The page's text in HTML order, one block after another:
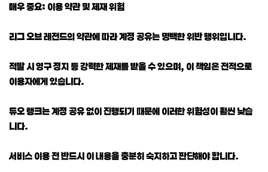
매우 중요: 이용 약관 및 제재 위험
리그 오브 레전드의 약관에 따라 계정 공유는 명백한 위반 행위입니다.
적발 시 영구 정지 등 강력한 제재를 받을 수 있으며, 이 책임은 전적으로
이용자에게 있습니다.
듀오 랭크는 계정 공유 없이 진행되기 때문에 이러한 위험성이 훨씬 낮습
니다.
서비스 이용 전 반드시 이 내용을 충분히 숙지하고 판단해야 합니다.